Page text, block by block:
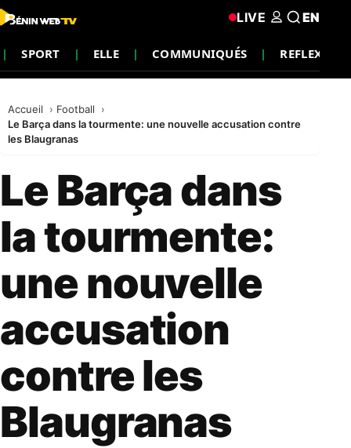
SPORT ELLE COMMUNIQUÉS REFLEXION
LIVE EN
Accueil
Football
Le Barça dans la tourmente: une nouvelle accusation contre
les Blaugranas
Le Barça dans
la tourmente:
une nouvelle
accusation
contre les
Blaugranas